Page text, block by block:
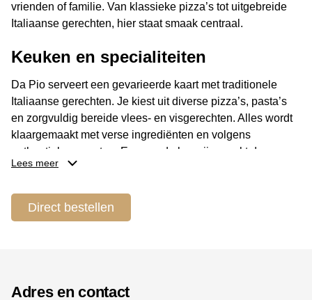
vrienden of familie. Van klassieke pizza’s tot uitgebreide
Italiaanse gerechten, hier staat smaak centraal.
Keuken en specialiteiten
Da Pio serveert een gevarieerde kaart met traditionele
Italiaanse gerechten. Je kiest uit diverse pizza’s, pasta’s
en zorgvuldig bereide vlees- en visgerechten. Alles wordt
klaargemaakt met verse ingrediënten en volgens
authentieke recepten. Een goed glas wijn maakt de
culinaire beleving compleet.
Locatie en bereikbaarheid
gemakkelijk langskomen.
Lees meer
Direct bestellen
Adres en contact